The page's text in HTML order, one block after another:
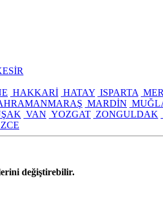
HAKKARİ HATAY ISPARTA
MARDİN
VAN YOZGAT ZONGULDAK
değiştirebilir.